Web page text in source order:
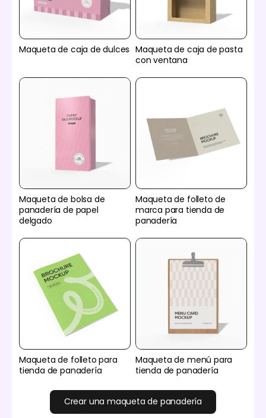
Maqueta de caja de dulces Maqueta de caja de pasta
con ventana
Maqueta de bolsa de
panadería de papel
delgado
Maqueta de folleto de
marca para tienda de
panadería
Maqueta de folleto para
tienda de panadería
Maqueta de menú para
tienda de panadería
Crear una maqueta de panadería